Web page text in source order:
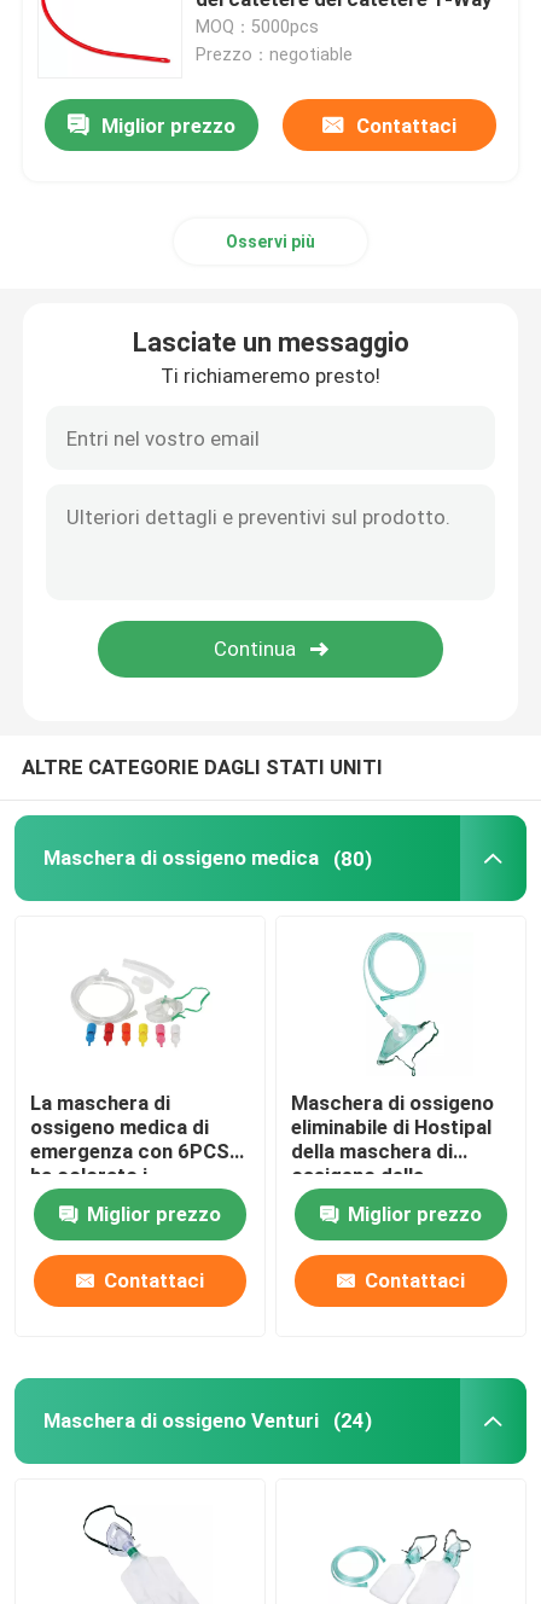
Maschera di ossigeno portatile
Catetere di anestesia
Catetere rivestito di silicone
Fasciatura vestirsi chirurgico
Gauze Cotton Swab
Imballaggio sterile medico
MOQ：5000pcs
Prezzo：negotiable
Miglior prezzo Contattaci
Osservi più
Lasciate un messaggio
Ti richiameremo presto!
ALTRE CATEGORIE DAGLI STATI UNITI
Maschera di ossigeno medica (80)
La maschera di
ossigeno medica di
emergenza con 6PCS
ha colorato i
connettori Venturi
Miglior prezzo
Contattaci
Maschera di ossigeno
eliminabile di Hostipal
della maschera di
ossigeno della
tracheotomia del PVC
del grado medico
Miglior prezzo
Contattaci
Maschera di ossigeno Venturi (24)